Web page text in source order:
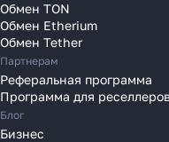
Переводы в Нидерланды
Переводы в Польшу
Переводы в Португалию
Переводы в Румынию
Переводы в Сербию
Переводы в Словакию
Обмен TON
Обмен Etherium
Обмен Tether
Партнерам
Реферальная программа
Программа для
Блог
Бизнес